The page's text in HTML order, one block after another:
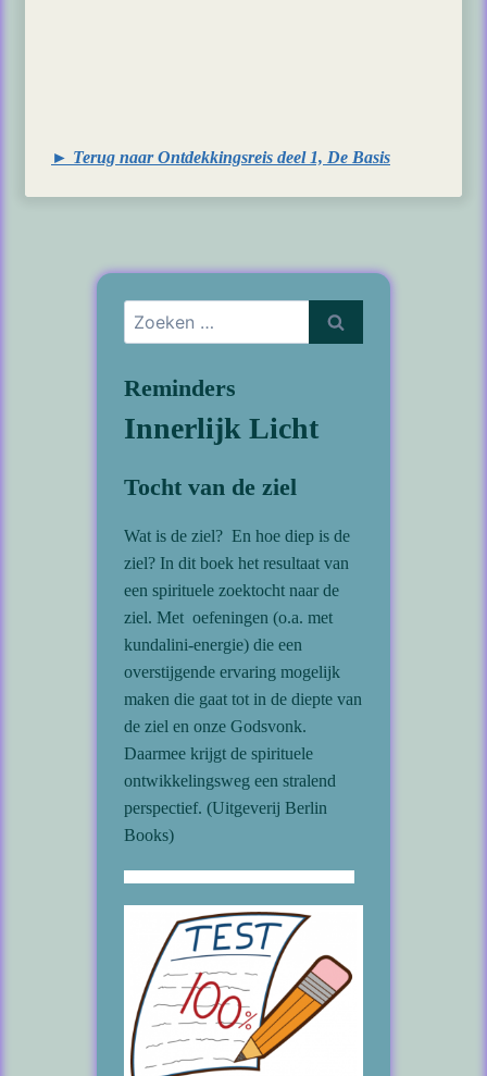
► Terug naar Ontdekkingsreis deel 1, De Basis
Zoeken
naar:
Reminders
Innerlijk Licht
Tocht van de ziel
Wat is de ziel? En hoe diep is de
ziel? In dit boek het resultaat van
een spirituele zoektocht naar de
ziel. Met oefeningen (o.a. met
kundalini-energie) die een
overstijgende ervaring mogelijk
maken die gaat tot in de diepte van
de ziel en onze Godsvonk.
Daarmee krijgt de spirituele
ontwikkelingsweg een stralend
perspectief. (Uitgeverij Berlin
Books)